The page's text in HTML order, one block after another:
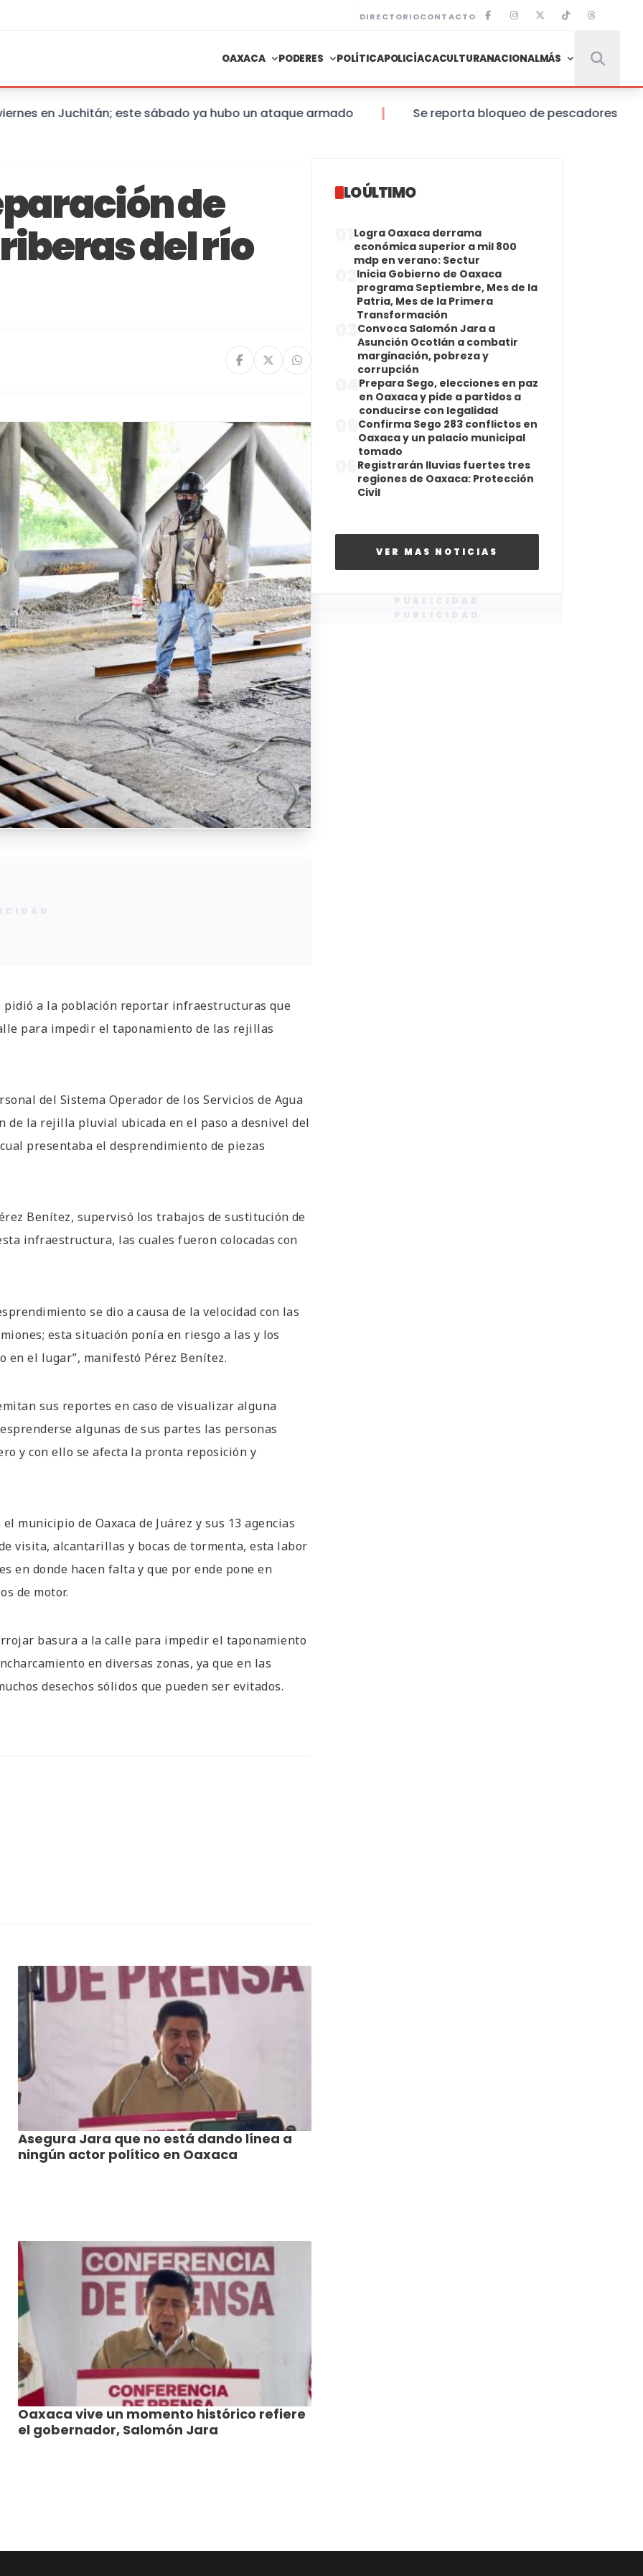
DIRECTORIOCONTACTO
OAXACA PODERES POLÍTICAPOLICÍACACULTURANACIONALMÁS
en Juchitán; este sábado ya hubo un ataque armado Se reporta bloqueo de pescadores a la
de
del río
pidió a la población reportar infraestructuras que
para impedir el taponamiento de las rejillas
del Sistema Operador de los Servicios de Agua
de la rejilla pluvial ubicada en el paso a desnivel del
presentaba el desprendimiento de piezas
Benítez, supervisó los trabajos de sustitución de
infraestructura, las cuales fueron colocadas con
se dio a causa de la velocidad con las
esta situación ponía en riesgo a las y los
el lugar”, manifestó Pérez Benítez.
sus reportes en caso de visualizar alguna
algunas de sus partes las personas
y con ello se afecta la pronta reposición y
municipio de Oaxaca de Juárez y sus 13 agencias
visita, alcantarillas y bocas de tormenta, esta labor
en donde hacen falta y que por ende pone en
de motor.
basura a la calle para impedir el taponamiento
en diversas zonas, ya que en las
desechos sólidos que pueden ser evitados.
Asegura Jara que no está dando línea a
ningún actor político en Oaxaca
Oaxaca vive un momento histórico refiere
el gobernador, Salomón Jara
LO ÚLTIMO
Logra Oaxaca derrama
económica superior a mil 800
mdp en verano: Sectur
Inicia Gobierno de Oaxaca
programa Septiembre, Mes de la
Patria, Mes de la Primera
Transformación
Convoca Salomón Jara a
Asunción Ocotlán a combatir
marginación, pobreza y
corrupción
Prepara Sego, elecciones en paz
en Oaxaca y pide a partidos a
conducirse con legalidad
Confirma Sego 283 conflictos en
Oaxaca y un palacio municipal
tomado
Registrarán lluvias fuertes tres
regiones de Oaxaca: Protección
Civil
VER MAS NOTICIAS